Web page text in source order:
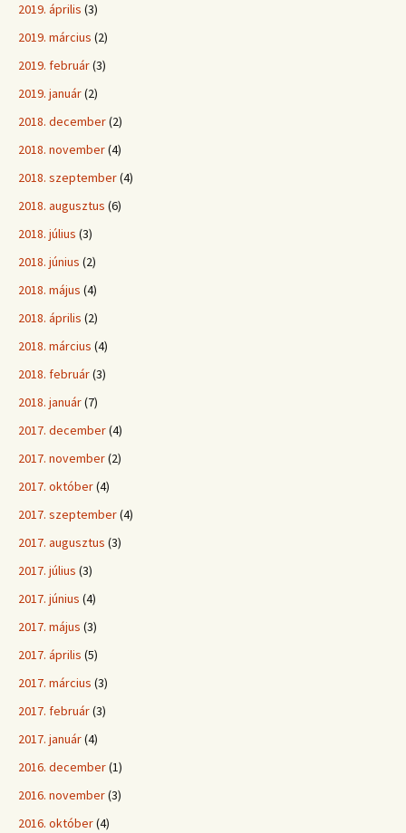
2019. április (3)
2019. március (2)
2019. február(3)
2019. január(2)
2018. december(2)
2018. november(4)
2018. szeptember(4)
2018. augusztus (6)
2018. július (3)
2018. június (2)
2018. május (4)
2018. április (2)
2018. március (4)
2018. február(3)
2018. január(7)
2017. december(4)
2017. november(2)
2017. október(4)
2017. szeptember(4)
2017. augusztus (3)
2017. július (3)
2017. június (4)
2017. május (3)
2017. április (5)
2017. március (3)
2017. február(3)
2017. január(4)
2016. december(1)
2016. november(3)
2016. október(4)